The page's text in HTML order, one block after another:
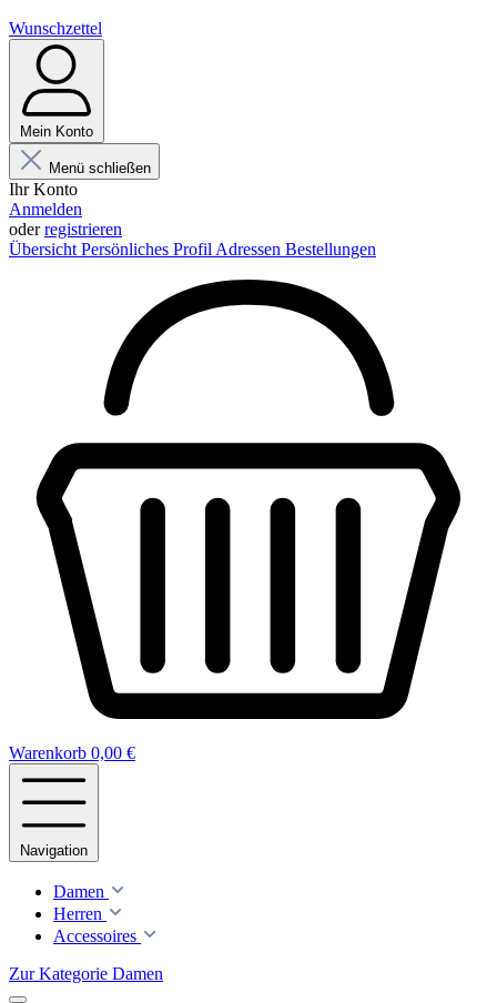
Wunschzettel
Mein Konto
Menü schließen
Ihr Konto
Anmelden
oderregistrieren
Übersicht Persönliches Profil Adressen Bestellungen
Warenkorb 0,00 €
Navigation
Damen
Herren
Accessoires
Zur Kategorie Damen